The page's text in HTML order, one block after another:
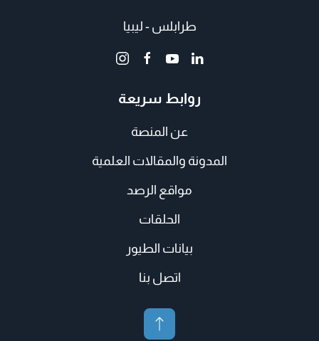
طرابلس - ليبيا
روابط سريعة
عن المنصة
المدونة والمقالات العلمية
مواقع الرصد
الحلقات
بيانات الطيور
اتصل بنا